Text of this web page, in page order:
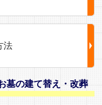
法
墓の建て替え・改葬